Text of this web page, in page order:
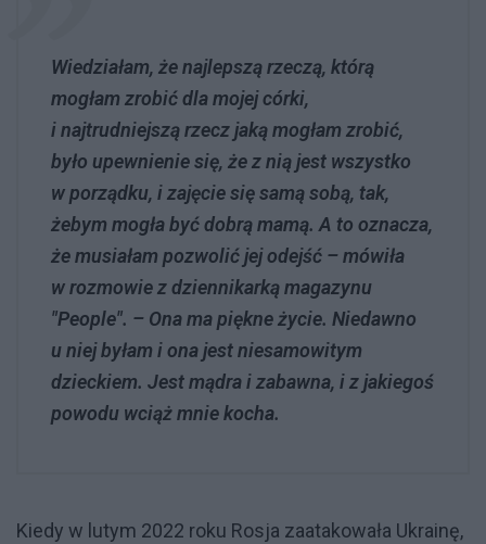
Wiedziałam, że najlepszą rzeczą, którą
mogłam zrobić dla mojej córki,
i najtrudniejszą rzecz jaką mogłam zrobić,
było upewnienie się, że z nią jest wszystko
w porządku, i zajęcie się samą sobą, tak,
żebym mogła być dobrą mamą. A to oznacza,
że musiałam pozwolić jej odejść – mówiła
w rozmowie z dziennikarką magazynu
"People". – Ona ma piękne życie. Niedawno
u niej byłam i ona jest niesamowitym
dzieckiem. Jest mądra i zabawna, i z jakiegoś
powodu wciąż mnie kocha.
Kiedy w lutym 2022 roku Rosja zaatakowała Ukrainę,